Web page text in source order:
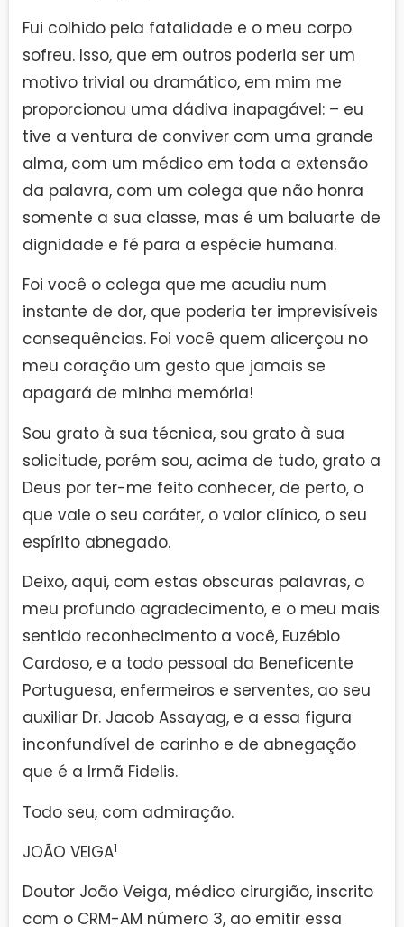
Fui colhido pela fatalidade e o meu corpo
sofreu. Isso, que em outros poderia ser um
motivo trivial ou dramático, em mim me
proporcionou uma dádiva inapagável: – eu
tive a ventura de conviver com uma grande
alma, com um médico em toda a extensão
da palavra, com um colega que não honra
somente a sua classe, mas é um baluarte de
dignidade e fé para a espécie humana.
Foi você o colega que me acudiu num
instante de dor, que poderia ter imprevisíveis
consequências. Foi você quem alicerçou no
meu coração um gesto que jamais se
apagará de minha memória!
Sou grato à sua técnica, sou grato à sua
solicitude, porém sou, acima de tudo, grato a
Deus por ter-me feito conhecer, de perto, o
que vale o seu caráter, o valor clínico, o seu
espírito abnegado.
Deixo, aqui, com estas obscuras palavras, o
meu profundo agradecimento, e o meu mais
sentido reconhecimento a você, Euzébio
Cardoso, e a todo pessoal da Beneficente
Portuguesa, enfermeiros e serventes, ao seu
auxiliar Dr. Jacob Assayag, e a essa figura
inconfundível de carinho e de abnegação
que é a Irmã Fidelis.
Todo seu, com admiração.
JOÃO VEIGA1
Doutor João Veiga, médico cirurgião, inscrito
com o CRM-AM número 3, ao emitir essa